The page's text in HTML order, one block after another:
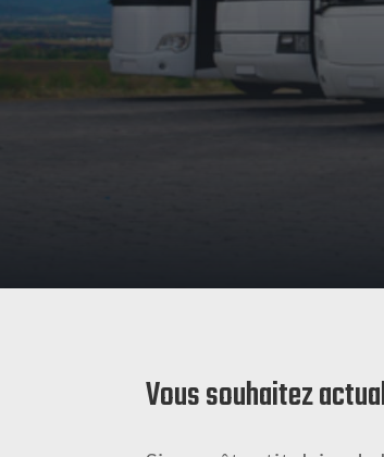
Vous souhaitez